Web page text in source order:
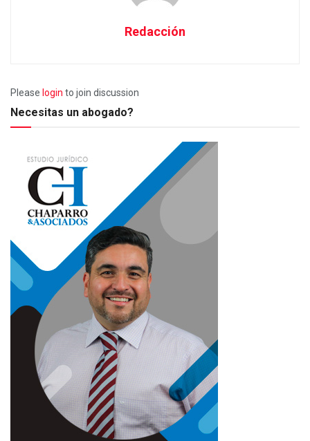
Redacción
Please login to join discussion
Necesitas un abogado?